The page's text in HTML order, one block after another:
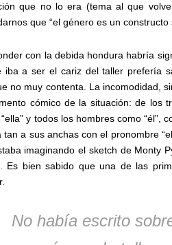
que no lo era (tema al que
que “el género es un constructo
con la debida hondura habría
iba a ser el cariz del taller prefería
no muy contenta. La incomodidad,
cómico de la situación: de los
y todos los hombres como
tan a sus anchas con el pronombre
imaginando el sketch de Monty
Es bien sabido que una de las
No había escrito